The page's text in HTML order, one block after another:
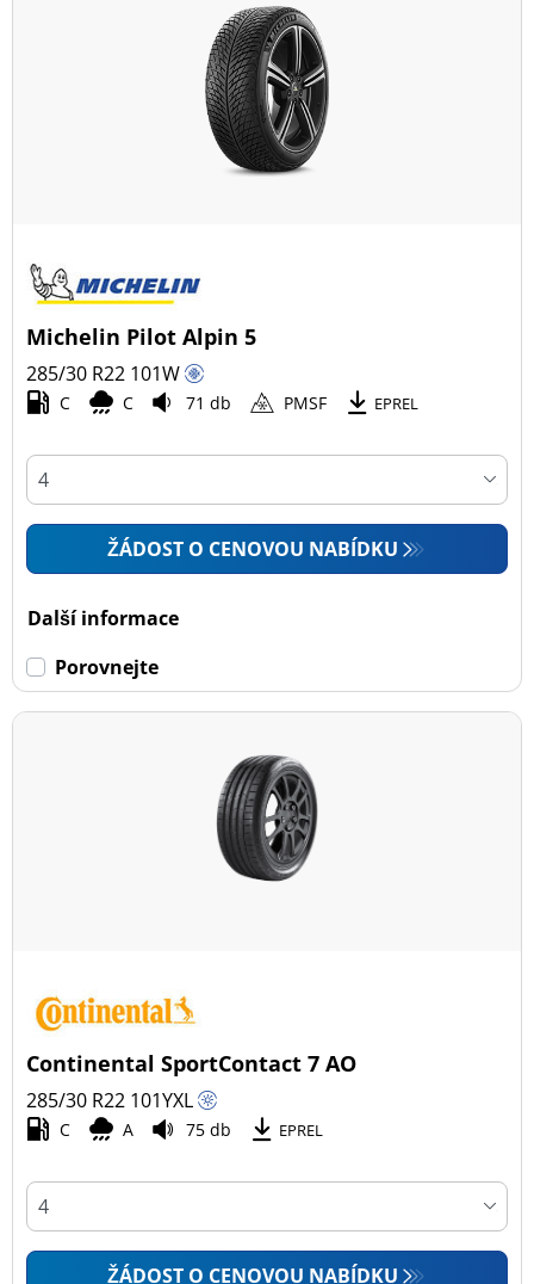
Michelin Pilot Alpin 5
285/30 R22 101W
C C 71 db PMSF EPREL
ŽÁDOST O CENOVOU NABÍDKU
Další informace
Porovnejte
Continental SportContact 7 AO
285/30 R22 101YXL
C A 75 db EPREL
ŽÁDOST O CENOVOU NABÍDKU